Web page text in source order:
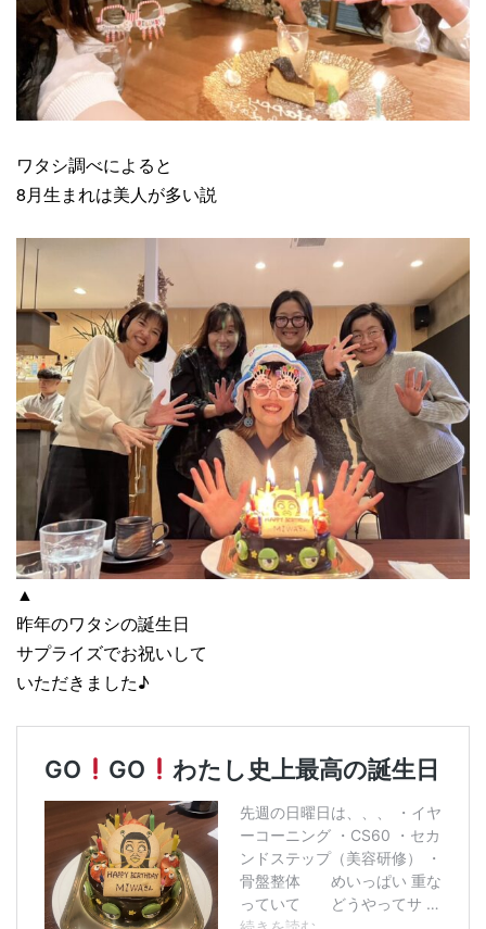
ワタシ調べによると
8月生まれは美人が多い説
▲
昨年のワタシの誕生日
サプライズでお祝いして
いただきました♪